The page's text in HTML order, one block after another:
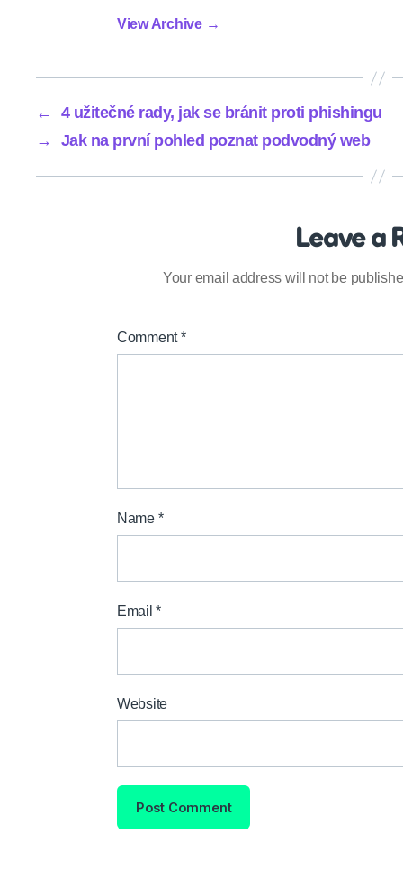
View Archive →
←
4 užitečné rady, jak se bránit proti phishingu
→
Jak na první pohled poznat podvodný web
Leave a
Your email address will not be
Comment*
Name *
Email*
Website